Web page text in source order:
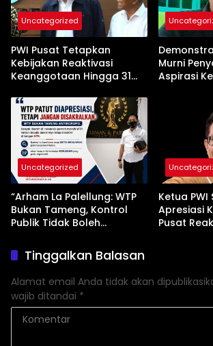
Uncategorized
PWI Pusat Tetapkan
Kebijakan Reaktivasi
Keanggotaan Hingga 31
Murni
Aspirasi
Uncategorized
“Arham La Palellung: WTP
Bukan Tameng, Kontrol
Publik Tidak Boleh
Ketua PWI
Apresiasi
Pusat
Tinggalkan Balasan
Alamat email Anda tidak akan
wajib ditandai *